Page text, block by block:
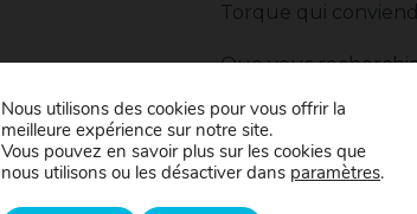
Torque qui
Que vous
qu’il vous faut à
Roulottes et fifth
Chez Action VR, la
Nous utilisons des cookies pour vous offrir la
meilleure expérience sur notre site.
Vous pouvez en savoir plus sur les cookies que
nous utilisons ou les désactiver dans paramètres.